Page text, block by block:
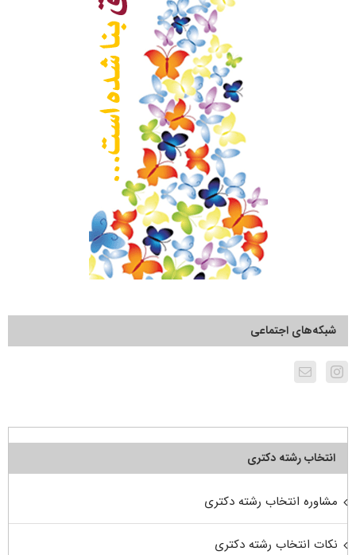
شبکه‌های اجتماعی
انتخاب رشته دکتری
مشاوره انتخاب رشته دکتری
نکات انتخاب رشته دکتری